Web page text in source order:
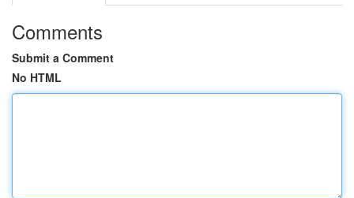
Comments
Submit a Comment
No HTML